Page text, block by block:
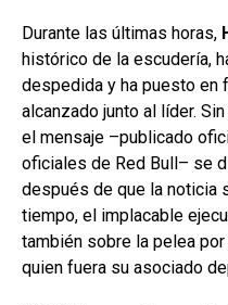
Durante las últimas horas,
histórico de la escudería,
despedida y ha puesto en
alcanzado junto al líder.
el mensaje –publicado
oficiales de Red Bull– se
después de que la noticia
tiempo, el implacable
también sobre la pelea
quien fuera su asociado